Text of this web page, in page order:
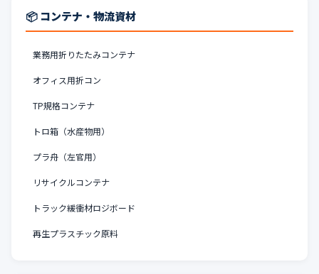
📦 コンテナ・物流資材
業務用折りたたみコンテナ
オフィス用折コン
TP規格コンテナ
トロ箱（水産物用）
プラ舟（左官用）
リサイクルコンテナ
トラック緩衝材ロジボード
再生プラスチック原料